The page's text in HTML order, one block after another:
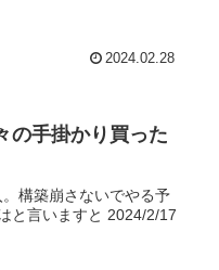
2024.02.28
の手掛かり買った
構築崩さないでやる予